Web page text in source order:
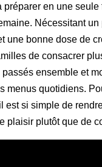
préparer en une seule
Nécessitant un
une bonne dose de
de consacrer
ensemble et
menus quotidiens.
est si simple de
plaisir plutôt que de